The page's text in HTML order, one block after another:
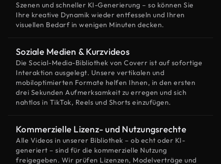
Szenen und schneller KI-Generierung – so können Sie
Ihre kreative Dynamik wieder entfesseln und Ihren
visuellen Bedarf in wenigen Minuten decken.
Soziale Medien & Kurzvideos
Die Social-Media-Bibliothek von Coverr ist auf sofortige
Interaktion ausgelegt. Unsere vertikalen und
mobiloptimierten Formate helfen Ihnen, in den ersten
drei Sekunden Aufmerksamkeit zu erregen und sich
nahtlos in TikTok, Reels und Shorts einzufügen.
Kommerzielle Lizenz- und Nutzungsrechte
Alle Videos in unserer Bibliothek – ob echt oder KI-
generiert – sind für die kommerzielle Nutzung
freigegeben. Wir prüfen Lizenzen, Modelverträge und